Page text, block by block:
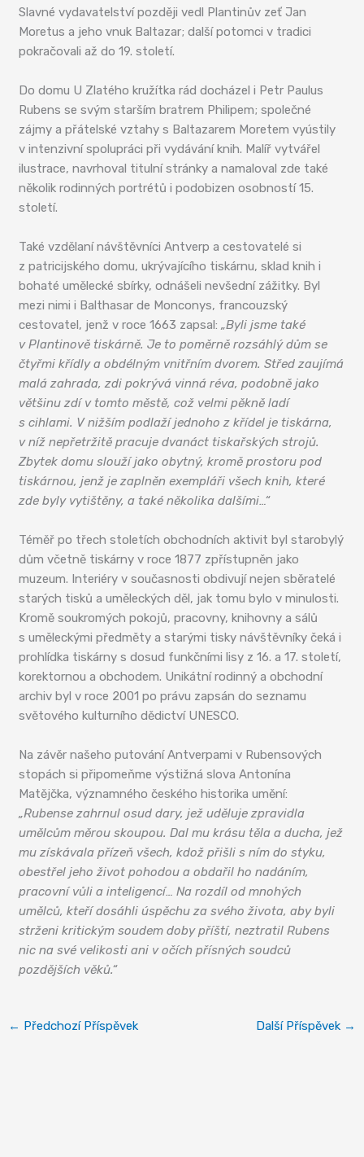
Slavné vydavatelství později vedl Plantinův zeť Jan
Moretus a jeho vnuk Baltazar; další potomci v tradici
pokračovali až do 19. století.
Do domu U Zlatého kružítka rád docházel i Petr Paulus
Rubens se svým starším bratrem Philipem; společné
zájmy a přátelské vztahy s Baltazarem Moretem vyústily
v intenzivní spolupráci při vydávání knih. Malíř vytvářel
ilustrace, navrhoval titulní stránky a namaloval zde také
několik rodinných portrétů i podobizen osobností 15.
století.
Také vzdělaní návštěvníci Antverp a cestovatelé si
z patricijského domu, ukrývajícího tiskárnu, sklad knih i
bohaté umělecké sbírky, odnášeli nevšední zážitky. Byl
mezi nimi i Balthasar de Monconys, francouzský
cestovatel, jenž v roce 1663 zapsal:„Byli jsme také
v Plantinově tiskárně. Je to poměrně rozsáhlý dům se
čtyřmi křídly a obdélným vnitřním dvorem. Střed zaujímá
malá zahrada, zdi pokrývá vinná réva, podobně jako
většinu zdí v tomto městě, což velmi pěkně ladí
s cihlami. V nižším podlaží jednoho z křídel je tiskárna,
v níž nepřetržitě pracuje dvanáct tiskařských strojů.
Zbytek domu slouží jako obytný, kromě prostoru pod
tiskárnou, jenž je zaplněn exempláři všech knih, které
zde byly vytištěny, a také několika dalšími…“
Téměř po třech stoletích obchodních aktivit byl starobylý
dům včetně tiskárny v roce 1877 zpřístupněn jako
muzeum. Interiéry v současnosti obdivují nejen sběratelé
starých tisků a uměleckých děl, jak tomu bylo v minulosti.
Kromě soukromých pokojů, pracovny, knihovny a sálů
s uměleckými předměty a starými tisky návštěvníky čeká i
prohlídka tiskárny s dosud funkčními lisy z 16. a 17. století,
korektornou a obchodem. Unikátní rodinný a obchodní
archiv byl v roce 2001 po právu zapsán do seznamu
světového kulturního dědictví UNESCO.
Na závěr našeho putování Antverpami v Rubensových
stopách si připomeňme výstižná slova Antonína
Matějčka, významného českého historika umění:
„Rubense zahrnul osud dary, jež uděluje zpravidla
umělcům měrou skoupou. Dal mu krásu těla a ducha, jež
mu získávala přízeň všech, kdož přišli s ním do styku,
obestřel jeho život pohodou a obdařil ho nadáním,
pracovní vůli a inteligencí… Na rozdíl od mnohých
umělců, kteří dosáhli úspěchu za svého života, aby byli
strženi kritickým soudem doby příští, neztratil Rubens
nic na své velikosti ani v očích přísných soudců
pozdějších věků.“
← Předchozí Příspěvek Další Příspěvek →